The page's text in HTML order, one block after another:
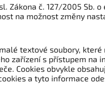
Zákona č. 127/2005 Sb.
na možnost změny
textové soubory,
zařízení s přístupem na
Cookies obvykle
a tyto informace